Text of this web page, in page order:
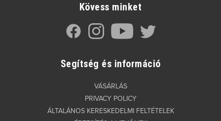
Kövess minket
Segítség és információ
VÁSÁRLÁS
PRIVACY POLICY
ÁLTALÁNOS KERESKEDELMI FELTÉTELEK